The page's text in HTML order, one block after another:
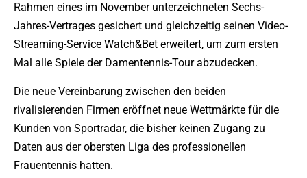
Rahmen eines im November unterzeichneten Sechs-
Jahres-Vertrages gesichert und gleichzeitig seinen Video-
Streaming-Service Watch&Bet erweitert, um zum ersten
Mal alle Spiele der Damentennis-Tour abzudecken.
Die neue Vereinbarung zwischen den beiden
rivalisierenden Firmen eröffnet neue Wettmärkte für die
Kunden von Sportradar, die bisher keinen Zugang zu
Daten aus der obersten Liga des professionellen
Frauentennis hatten.